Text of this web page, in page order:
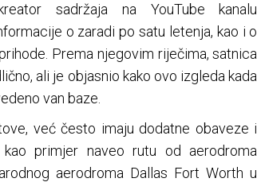
sadržaja na YouTube kanalu
o zaradi po satu letenja, kao i o
Prema njegovim riječima, satnica
ali je objasnio kako ovo izgleda kada
van baze.
već često imaju dodatne obaveze i
primjer naveo rutu od aerodroma
aerodroma Dallas Fort Worth u